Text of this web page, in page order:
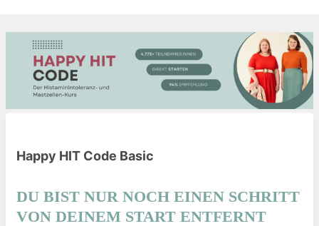
Happy HIT Code Basic
DU BIST NUR NOCH EINEN SCHRITT
VON DEINEM START ENTFERNT